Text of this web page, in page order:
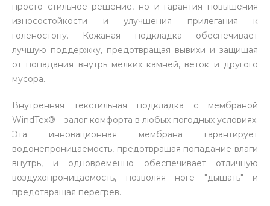
просто стильное решение, но и гарантия повышения
износостойкости и улучшения прилегания к
голеностопу. Кожаная подкладка обеспечивает
лучшую поддержку, предотвращая вывихи и защищая
от попадания внутрь мелких камней, веток и другого
мусора.
Внутренняя текстильная подкладка с мембраной
WindTex® – залог комфорта в любых погодных условиях.
Эта инновационная мембрана гарантирует
водонепроницаемость, предотвращая попадание влаги
внутрь, и одновременно обеспечивает отличную
воздухопроницаемость, позволяя ноге "дышать" и
предотвращая перегрев.